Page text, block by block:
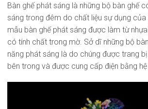
Bàn ghế phát sáng là những bộ bàn ghế
sáng trong đêm do chất liệu sự dụng
mẫu bàn ghế phát sáng được làm từ
có tính chất trong mờ. Sở dĩ những bộ
năng phát sáng là do chúng được trang
bên trong và được cung cấp điện bằng